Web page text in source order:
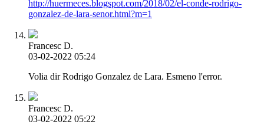
http://huermeces.blogspot.com/2018/02/el-conde-rodrigo-
gonzalez-de-lara-senor.html?m=1
Francesc D.
03-02-2022 05:24
Volia dir Rodrigo Gonzalez de Lara. Esmeno l'error.
Francesc D.
03-02-2022 05:22